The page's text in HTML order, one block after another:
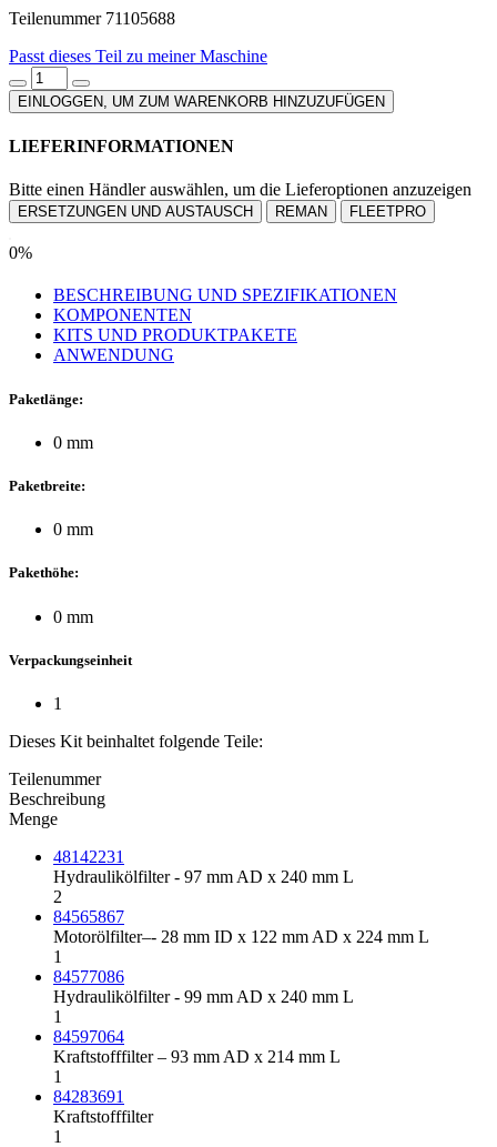
Teilenummer 71105688
Passt dieses Teil zu meiner Maschine
EINLOGGEN, UM ZUM WARENKORB HINZUZUFÜGEN
LIEFERINFORMATIONEN
Bitte einen Händler auswählen, um die Lieferoptionen anzuzeigen
ERSETZUNGEN UND AUSTAUSCH REMAN FLEETPRO
0%
BESCHREIBUNG UND SPEZIFIKATIONEN
KOMPONENTEN
KITS UND PRODUKTPAKETE
ANWENDUNG
Paketlänge:
0 mm
Paketbreite:
0 mm
Pakethöhe:
0 mm
Verpackungseinheit
1
Dieses Kit beinhaltet folgende Teile:
Teilenummer
Beschreibung
Menge
48142231
Hydraulikölfilter - 97 mm AD x 240 mm L
2
84565867
Motorölfilter–- 28 mm ID x 122 mm AD x 224 mm L
1
84577086
Hydraulikölfilter - 99 mm AD x 240 mm L
1
84597064
Kraftstofffilter – 93 mm AD x 214 mm L
1
84283691
Kraftstofffilter
1